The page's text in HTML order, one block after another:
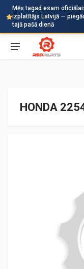
Mēs tagad esam
izplatītājs Latvijā —
tajā pašā dienā
Auto
HONDA